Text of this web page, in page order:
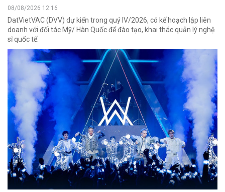
08/08/2026 12:16
DatVietVAC (DVV) dự kiến trong quý IV/2026, có kế hoạch lập liên
doanh với đối tác Mỹ/ Hàn Quốc để đào tạo, khai thác quản lý nghệ
sĩ quốc tế.